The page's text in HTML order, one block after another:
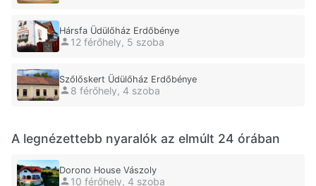
Hársfa Üdülőház Erdőbénye
12 férőhely, 5 szoba
Szőlőskert Üdülőház Erdőbénye
8 férőhely, 4 szoba
A legnézettebb nyaralók az elmúlt 24 órában
Dorono House Vászoly
10 férőhely, 4 szoba